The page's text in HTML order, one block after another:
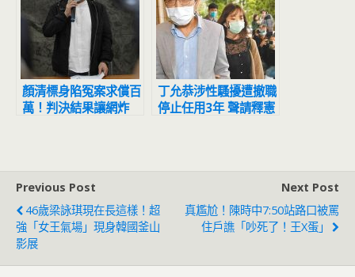
顏清標身陷冤案求償百
萬！判決結果讓網炸
丁允恭涉性騷擾遭撤職
停止任用3年 聲請釋憲
Previous Post
46歲梁詠琪現在長這樣！超
強「女王氣場」現身韓國釜山
影展
Next Post
真尷尬！陳時中7:50站路口被罵
住戶譙「吵死了！王X蛋」